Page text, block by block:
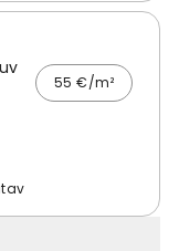
55 €/m²